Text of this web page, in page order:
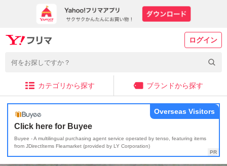
ログイン
カテゴリから探す ブランドから探す
Click here for Buyee
Buyee - A multilingual purchasing agent service operated by tenso, featuring items
from JDirectItems Fleamarket (provided by LY Corporation)
Overseas Visitors